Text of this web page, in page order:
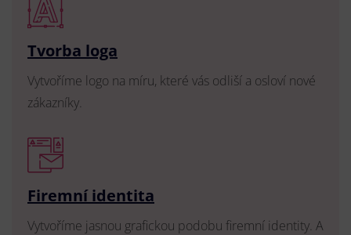
Tvorba loga
Vytvoříme logo na míru, které vás odliší a osloví nové
zákazníky.
Firemní identita
Vytvoříme jasnou grafickou podobu firemní identity. A